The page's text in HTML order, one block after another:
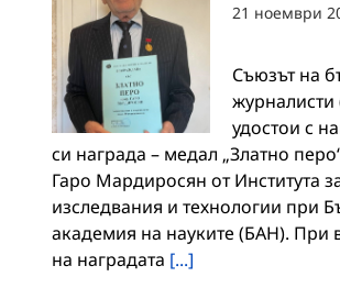
21 ноември
Съюзът на
удостои с
си награда – медал „Златно
Гаро Мардиросян от Института
изследвания и технологии при
академия на науките (БАН). При
на наградата [...]